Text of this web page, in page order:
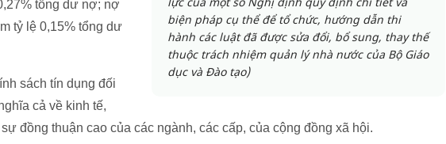
biện pháp cụ thể để tổ chức, hướng dẫn thi
hành các luật đã được sửa đổi, bổ sung, thay thế
thuộc trách nhiệm quản lý nhà nước của Bộ Giáo
dục và Đào tạo)
tổng dư nợ; nợ
tỷ lệ 0,15% tổng dư
sách tín dụng đối
cả về kinh tế,
đồng thuận cao của các ngành, các cấp, của cộng đồng xã hội.